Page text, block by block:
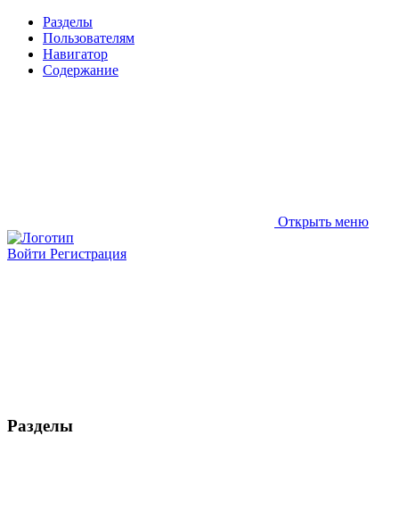
Разделы
Пользователям
Навигатор
Содержание
Открыть меню
Войти Регистрация
Разделы